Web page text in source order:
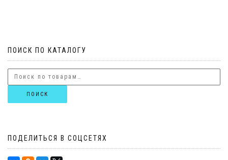
ПОИСК ПО КАТАЛОГУ
ПОИСК
ПОДЕЛИТЬСЯ В СОЦСЕТЯХ